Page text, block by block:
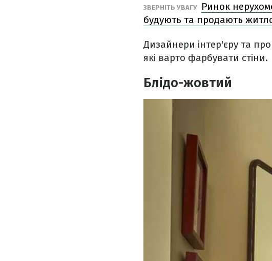
ЗВЕРНІТЬ УВАГУ
Ринок
будують та продають
Дизайнери інтер'єру та
які варто фарбувати стіни.
Блідо-жовтий